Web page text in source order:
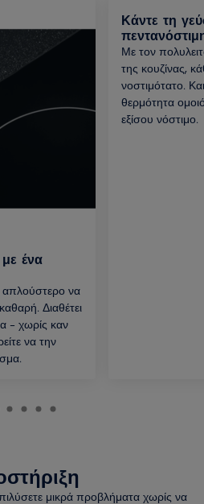
ένα
απλούστερο να
Διαθέτει
– χωρίς καν
να την
Κάντε τη
Με τον
της κουζίνας,
νοστιμότατο.
θερμότητα
εξίσου νόστιμο.
μικρά προβλήματα χωρίς να